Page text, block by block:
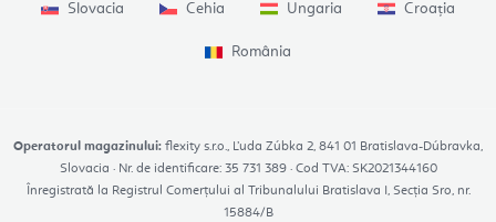
Slovacia Cehia Ungaria Croația
România
Operatorul magazinului: flexity s.r.o., Ľuda Zúbka 2, 841 01 Bratislava-Dúbravka,
Slovacia · Nr. de identificare: 35 731 389 · Cod TVA: SK2021344160
Înregistrată la Registrul Comerțului al Tribunalului Bratislava I, Secția Sro, nr.
15884/B